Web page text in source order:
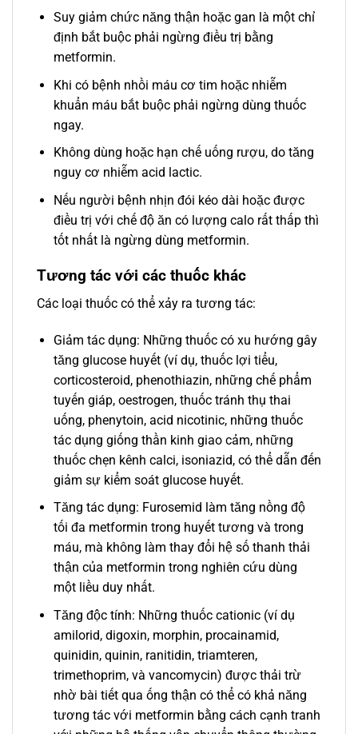
Suy giảm chức năng thận hoặc gan là một chỉ
định bắt buộc phải ngừng điều trị bằng
metformin.
Khi có bệnh nhồi máu cơ tim hoặc nhiễm
khuẩn máu bắt buộc phải ngừng dùng thuốc
ngay.
Không dùng hoặc hạn chế uống rượu, do tăng
nguy cơ nhiễm acid lactic.
Nếu người bệnh nhịn đói kéo dài hoặc được
điều trị với chế độ ăn có lượng calo rất thấp thì
tốt nhất là ngừng dùng metformin.
Tương tác với các thuốc khác
Các loại thuốc có thể xảy ra tương tác:
Giảm tác dụng: Những thuốc có xu hướng gây
tăng glucose huyết (ví dụ, thuốc lợi tiểu,
corticosteroid, phenothiazin, những chế phẩm
tuyến giáp, oestrogen, thuốc tránh thụ thai
uống, phenytoin, acid nicotinic, những thuốc
tác dụng giống thần kinh giao cảm, những
thuốc chẹn kênh calci, isoniazid, có thể dẫn đến
giảm sự kiểm soát glucose huyết.
Tăng tác dụng: Furosemid làm tăng nồng độ
tối đa metformin trong huyết tương và trong
máu, mà không làm thay đổi hệ số thanh thải
thận của metformin trong nghiên cứu dùng
một liều duy nhất.
Tăng độc tính: Những thuốc cationic (ví dụ
amilorid, digoxin, morphin, procainamid,
quinidin, quinin, ranitidin, triamteren,
trimethoprim, và vancomycin) được thải trừ
nhờ bài tiết qua ống thận có thể có khả năng
tương tác với metformin bằng cách cạnh tranh